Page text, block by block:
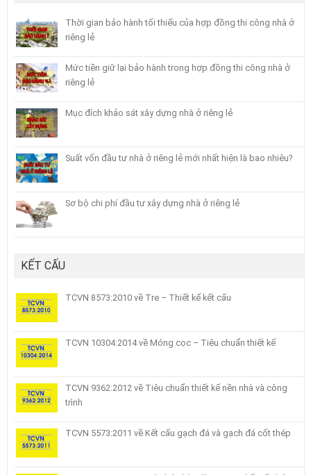
Thời gian bảo hành tối thiểu của hợp đồng thi công nhà ở
riêng lẻ
Mức tiền giữ lại bảo hành trong hợp đồng thi công nhà ở
riêng lẻ
Mục đích khảo sát xây dựng nhà ở riêng lẻ
Suất vốn đầu tư nhà ở riêng lẻ mới nhất hiện là bao nhiêu?
Sơ bộ chi phí đầu tư xây dựng nhà ở riêng lẻ
KẾT CẤU
TCVN 8573:2010 về Tre – Thiết kế kết cấu
TCVN 10304:2014 về Móng cọc – Tiêu chuẩn thiết kế
TCVN 9362:2012 về Tiêu chuẩn thiết kế nền nhà và công
trình
TCVN 5573:2011 về Kết cấu gạch đá và gạch đá cốt thép